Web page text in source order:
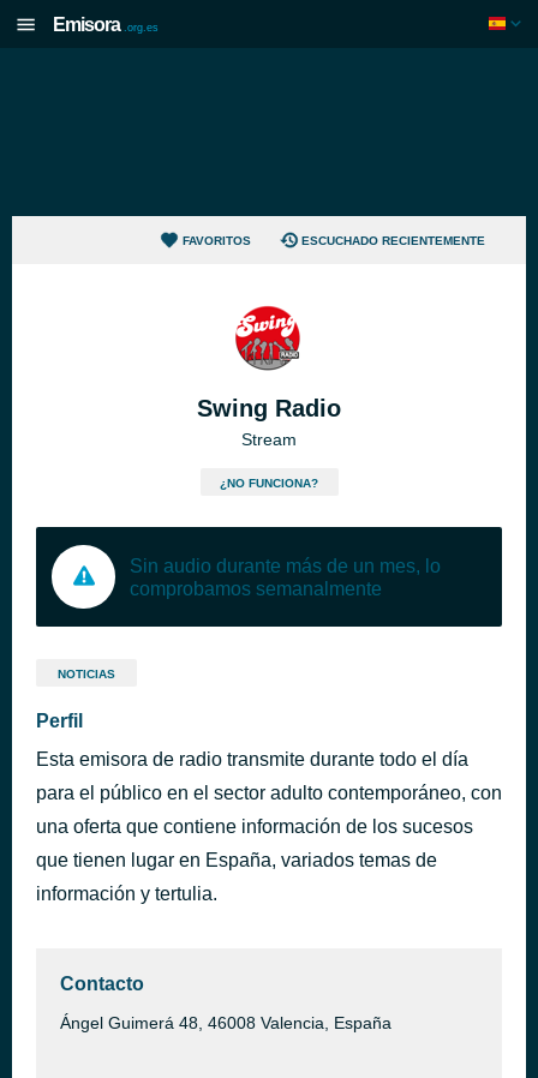
Emisora .org.es
FAVORITOS ESCUCHADO RECIENTEMENTE
Swing Radio
Stream
¿NO FUNCIONA?
Sin audio durante más de un mes, lo
comprobamos semanalmente
NOTICIAS
Perfil
Esta emisora de radio transmite durante todo el día
para el público en el sector adulto contemporáneo, con
una oferta que contiene información de los sucesos
que tienen lugar en España, variados temas de
información y tertulia.
Contacto
Ángel Guimerá 48, 46008 Valencia, España